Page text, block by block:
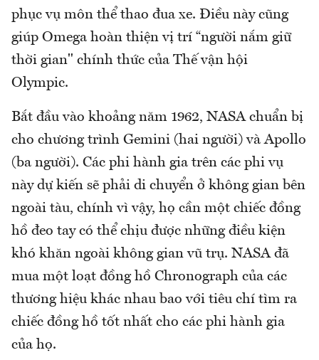
phục vụ môn thể thao đua xe. Điều này cũng
giúp Omega hoàn thiện vị trí “người nắm giữ
thời gian" chính thức của Thế vận hội
Olympic.
Bắt đầu vào khoảng năm 1962, NASA chuẩn bị
cho chương trình Gemini (hai người) và Apollo
(ba người). Các phi hành gia trên các phi vụ
này dự kiến sẽ phải di chuyển ở không gian bên
ngoài tàu, chính vì vậy, họ cần một chiếc đồng
hồ đeo tay có thể chịu được những điều kiện
khó khăn ngoài không gian vũ trụ. NASA đã
mua một loạt đồng hồ Chronograph của các
thương hiệu khác nhau bao với tiêu chí tìm ra
chiếc đồng hồ tốt nhất cho các phi hành gia
của họ.